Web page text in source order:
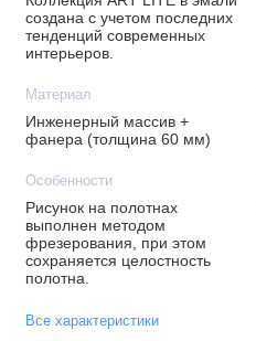
создана с учетом последних
тенденций современных
интерьеров.
Материал
Инженерный массив +
фанера (толщина 60 мм)
Особенности
Рисунок на полотнах
выполнен методом
фрезерования, при этом
сохраняется целостность
полотна.
Все характеристики